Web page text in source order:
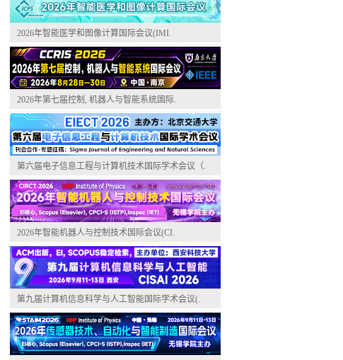
2026年智能医学和图像计算国际会议(IMI.
2026年第七届控制, 机器人与智能系统国际.
第六届电子信息工程与计算机技术国际学术会议（.
2026年智能机器人与控制技术国际会议(CI.
第九届计算机信息科学与人工智能国际学术会议(.